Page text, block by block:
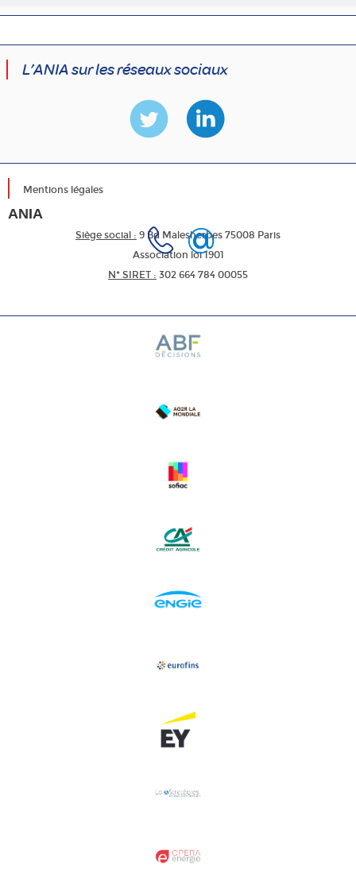
L’ANIA sur les réseaux sociaux
Mentions légales
ANIA
Siège social : 9 Bd Malesherbes 75008 Paris
Association loi 1901
N* SIRET : 302 664 784 00055